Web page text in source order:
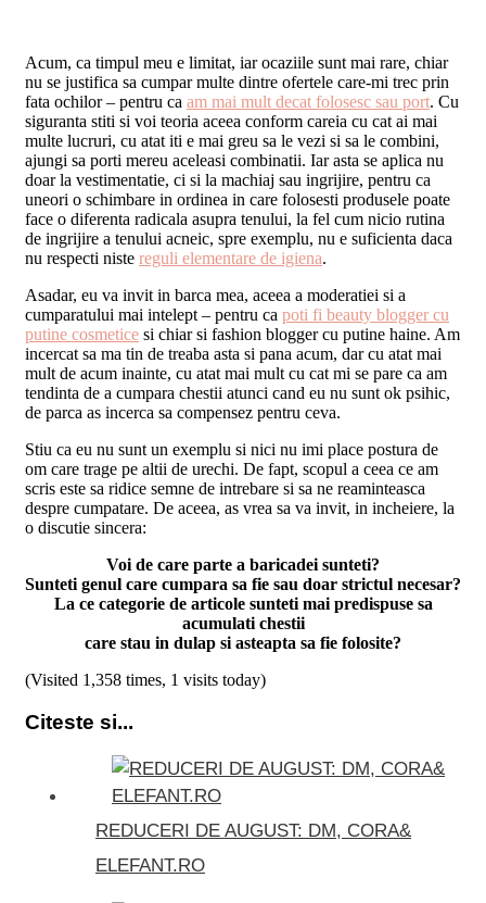
Acum, ca timpul meu e limitat, iar ocaziile sunt mai rare, chiar
nu se justifica sa cumpar multe dintre ofertele care-mi trec prin
fata ochilor – pentru ca am mai mult decat folosesc sau port. Cu
siguranta stiti si voi teoria aceea conform careia cu cat ai mai
multe lucruri, cu atat iti e mai greu sa le vezi si sa le combini,
ajungi sa porti mereu aceleasi combinatii. Iar asta se aplica nu
doar la vestimentatie, ci si la machiaj sau ingrijire, pentru ca
uneori o schimbare in ordinea in care folosesti produsele poate
face o diferenta radicala asupra tenului, la fel cum nicio rutina
de ingrijire a tenului acneic, spre exemplu, nu e suficienta daca
nu respecti niste reguli elementare de igiena.
Asadar, eu va invit in barca mea, aceea a moderatiei si a
cumparatului mai intelept – pentru ca poti fi beauty blogger cu
putine cosmetice si chiar si fashion blogger cu putine haine. Am
incercat sa ma tin de treaba asta si pana acum, dar cu atat mai
mult de acum inainte, cu atat mai mult cu cat mi se pare ca am
tendinta de a cumpara chestii atunci cand eu nu sunt ok psihic,
de parca as incerca sa compensez pentru ceva.
Stiu ca eu nu sunt un exemplu si nici nu imi place postura de
om care trage pe altii de urechi. De fapt, scopul a ceea ce am
scris este sa ridice semne de intrebare si sa ne reaminteasca
despre cumpatare. De aceea, as vrea sa va invit, in incheiere, la
o discutie sincera:
Voi de care parte a baricadei sunteti?
Sunteti genul care cumpara sa fie sau doar strictul necesar?
La ce categorie de articole sunteti mai predispuse sa
acumulati chestii
care stau in dulap si asteapta sa fie folosite?
(Visited 1,358 times, 1 visits today)
Citeste si...
REDUCERI DE AUGUST: DM, CORA&
ELEFANT.RO